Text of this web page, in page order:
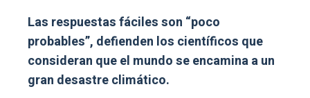
Las respuestas fáciles son “poco
probables”, defienden los científicos que
consideran que el mundo se encamina a un
gran desastre climático.